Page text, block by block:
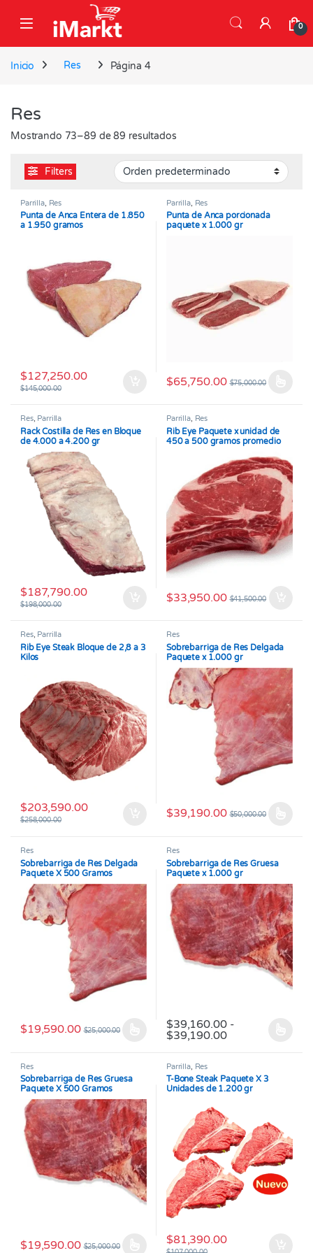
0
Inicio Res Página 4
Res
Mostrando 73–89 de 89 resultados
Filters
Parrilla, Res
Punta de Anca Entera de 1.850
a 1.950 gramos
$127,250.00
$145,000.00
Parrilla, Res
Punta de Anca porcionada
paquete x 1.000 gr
$65,750.00 $75,000.00
Este producto tiene múltiples
Res, Parrilla
Rack Costilla de Res en Bloque
de 4.000 a 4.200 gr
$187,790.00
$198,000.00
Parrilla, Res
Rib Eye Paquete x unidad de
450 a 500 gramos promedio
$33,950.00 $41,500.00
Res, Parrilla
Rib Eye Steak Bloque de 2,8 a 3
Kilos
$203,590.00
$258,000.00
Res
Sobrebarriga de Res Delgada
Paquete x 1.000 gr
$39,190.00 $50,000.00
Este producto tiene múltiples
Res
Sobrebarriga de Res Delgada
Paquete X 500 Gramos
$19,590.00 $25,000.00
Este producto tiene múltiples variantes. Las opciones se
Res
Sobrebarriga de Res Gruesa
Paquete x 1.000 gr
$39,160.00 -
$39,190.00Rango de
Este producto tiene múltiples
Res
Sobrebarriga de Res Gruesa
Paquete X 500 Gramos
$19,590.00 $25,000.00
Parrilla, Res
T-Bone Steak Paquete X 3
Unidades de 1.200 gr
$81,390.00